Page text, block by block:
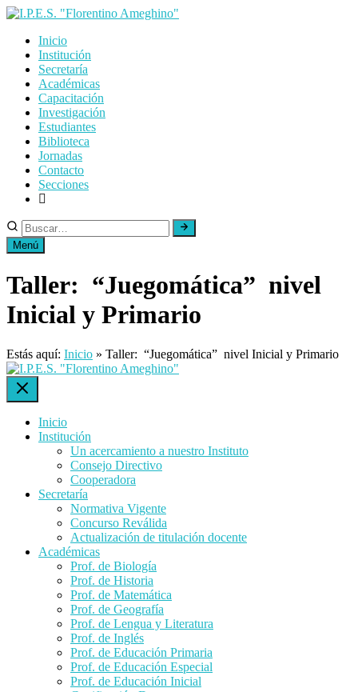
Skip
contentInicio
Institución
Secretaría
Académicas
Capacitación
Investigación
Estudiantes
Biblioteca
Jornadas
Contacto
Secciones
Menú
Taller: “Juegomática” nivel
Inicial y Primario
Estás aquí: Inicio » Taller: “Juegomática” nivel Inicial y Primario
Inicio
Institución
Un acercamiento a nuestro Instituto
Consejo Directivo
Cooperadora
Secretaría
Normativa Vigente
Concurso Reválida
Actualización de titulación docente
Académicas
Prof. de Biología
Prof. de Historia
Prof. de Matemática
Prof. de Geografía
Prof. de Lengua y Literatura
Prof. de Inglés
Prof. de Educación Primaria
Prof. de Educación Especial
Prof. de Educación Inicial